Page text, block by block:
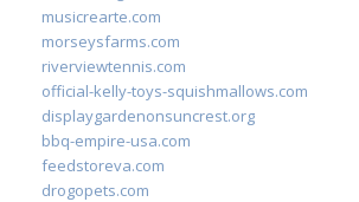
musicrearte.com
morseysfarms.com
riverviewtennis.com
official-kelly-toys-squishmallows.com
displaygardenonsuncrest.org
bbq-empire-usa.com
feedstoreva.com
drogopets.com